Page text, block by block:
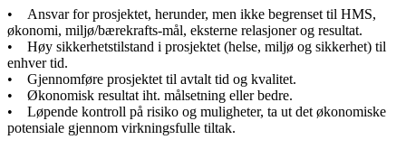
• Ansvar for prosjektet, herunder, men ikke begrenset til HMS,
økonomi, miljø/bærekrafts-mål, eksterne relasjoner og resultat.
• Høy sikkerhetstilstand i prosjektet (helse, miljø og sikkerhet) til
enhver tid.
• Gjennomføre prosjektet til avtalt tid og kvalitet.
• Økonomisk resultat iht. målsetning eller bedre.
• Løpende kontroll på risiko og muligheter, ta ut det økonomiske
potensiale gjennom virkningsfulle tiltak.